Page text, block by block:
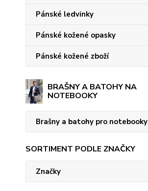
Pánské ledvinky
Pánské kožené opasky
Pánské kožené zboží
BRAŠNY A BATOHY NA
NOTEBOOKY
Brašny a batohy pro notebooky
SORTIMENT PODLE ZNAČKY
Značky